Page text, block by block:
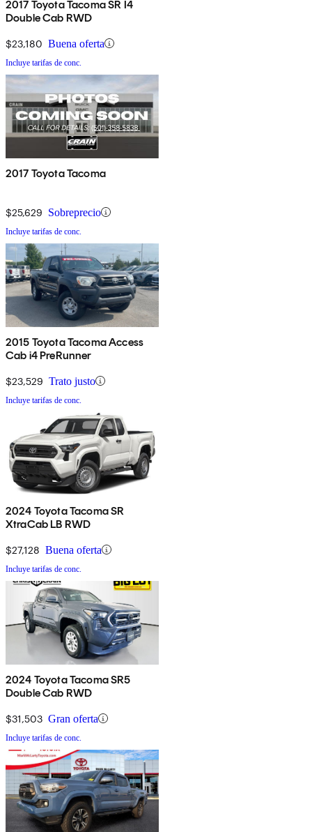
2017 Toyota Tacoma SR I4
Double Cab RWD
$23,180 Buena oferta
Incluye tarifas de conc.
2017 Toyota Tacoma
$25,629 Sobreprecio
Incluye tarifas de conc.
2015 Toyota Tacoma Access
Cab i4 PreRunner
$23,529 Trato justo
Incluye tarifas de conc.
2024 Toyota Tacoma SR
XtraCab LB RWD
$27,128 Buena oferta
Incluye tarifas de conc.
2024 Toyota Tacoma SR5
Double Cab RWD
$31,503 Gran oferta
Incluye tarifas de conc.